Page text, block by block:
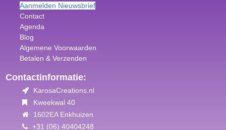
Aanmelden Nieuwsbrief
Contact
Agenda
Blog
Algemene Voorwaarden
Betalen & Verzenden
Contactinformatie:
KarosaCreations.nl
Kweekwal 40
1602EA Enkhuizen
+31 (06) 40404248